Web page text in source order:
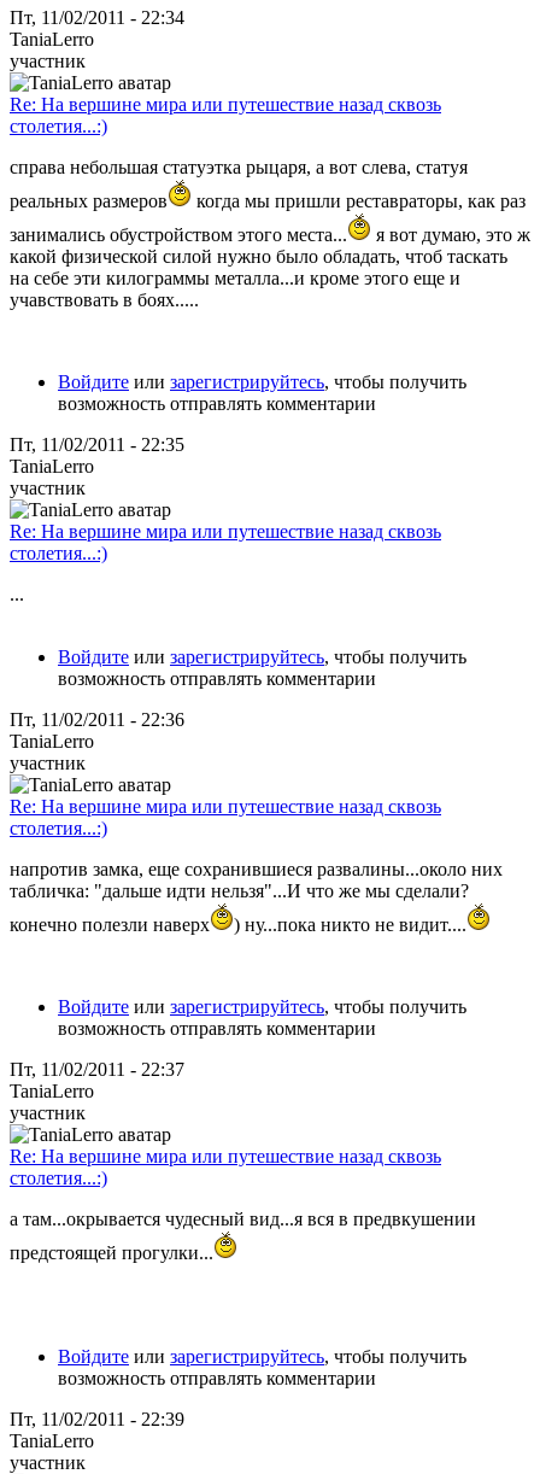
Пт, 11/02/2011 - 22:34
TaniaLerro
участник
Re: На вершине мира или путешествие назад сквозь
столетия...:)
справа небольшая статуэтка рыцаря, а вот слева, статуя
реальных размеров
когда мы пришли реставраторы, как раз
занимались обустройством этого места...
я вот думаю, это ж
какой физической силой нужно было обладать, чтоб таскать
на себе эти килограммы металла...и кроме этого еще и
учавствовать в боях.....
Войдите или зарегистрируйтесь, чтобы получить
возможность отправлять комментарии
Пт, 11/02/2011 - 22:35
TaniaLerro
участник
Re: На вершине мира или путешествие назад сквозь
столетия...:)
...
Войдите или зарегистрируйтесь, чтобы получить
возможность отправлять комментарии
Пт, 11/02/2011 - 22:36
TaniaLerro
участник
Re: На вершине мира или путешествие назад сквозь
столетия...:)
напротив замка, еще сохранившиеся развалины...около них
табличка: "дальше идти нельзя"...И что же мы сделали?
конечно полезли наверх
) ну...пока никто не видит....
Войдите или зарегистрируйтесь, чтобы получить
возможность отправлять комментарии
Пт, 11/02/2011 - 22:37
TaniaLerro
участник
Re: На вершине мира или путешествие назад сквозь
столетия...:)
а там...окрывается чудесный вид...я вся в предвкушении
предстоящей прогулки...
Войдите или зарегистрируйтесь, чтобы получить
возможность отправлять комментарии
Пт, 11/02/2011 - 22:39
TaniaLerro
участник